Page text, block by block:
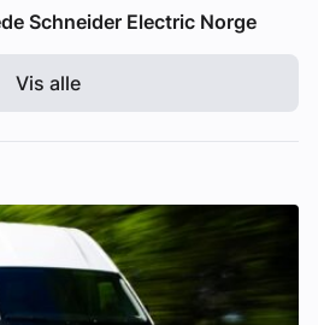
Schneider Electric Norge
Vis alle